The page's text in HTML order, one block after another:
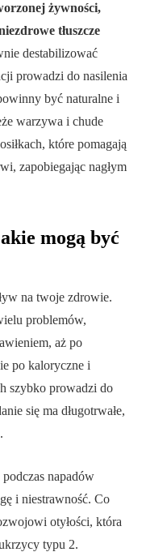
żywności,
tłuszcze
destabilizować
prowadzi do nasilenia
być naturalne i
warzywa i chude
które pomagają
zapobiegając nagłym
mogą być
na twoje zdrowie.
problemów,
aż po
po kaloryczne i
szybko prowadzi do
się ma długotrwałe,
napadów
i niestrawność. Co
otyłości, która
typu 2.